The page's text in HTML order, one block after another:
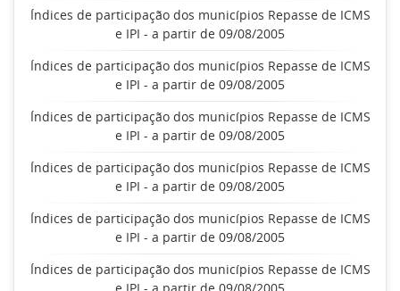
Índices de participação dos municípios Repasse de ICMS
e IPI - a partir de 09/08/2005
Índices de participação dos municípios Repasse de ICMS
e IPI - a partir de 09/08/2005
Índices de participação dos municípios Repasse de ICMS
e IPI - a partir de 09/08/2005
Índices de participação dos municípios Repasse de ICMS
e IPI - a partir de 09/08/2005
Índices de participação dos municípios Repasse de ICMS
e IPI - a partir de 09/08/2005
Índices de participação dos municípios Repasse de ICMS